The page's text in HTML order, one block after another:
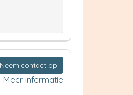
Neem contact op
Meer informatie